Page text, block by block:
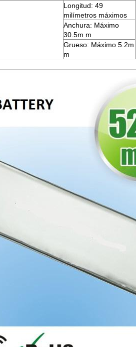
Longitud: 49
milímetros máximos
Anchura: Máximo
30.5m m
Grueso: Máximo 5.2m
m